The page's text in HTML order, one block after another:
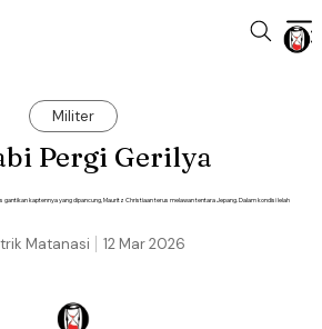
Militer
Pergi Gerilya
gantikan kaptennya yang dipancung, Mauritz Christiaan terus melawan tentara Jepang. Dalam kondisi lelah
12 Mar 2026
Matanasi